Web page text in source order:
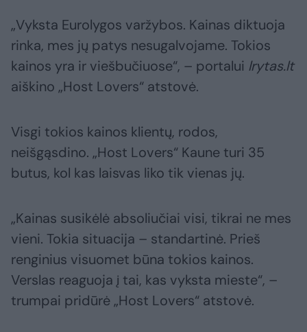
„Vyksta Eurolygos varžybos. Kainas diktuoja
rinka, mes jų patys nesugalvojame. Tokios
kainos yra ir viešbučiuose“, – portalui lrytas.lt
aiškino „Host Lovers“ atstovė.
Visgi tokios kainos klientų, rodos,
neišgąsdino. „Host Lovers“ Kaune turi 35
butus, kol kas laisvas liko tik vienas jų.
„Kainas susikėlė absoliučiai visi, tikrai ne mes
vieni. Tokia situacija – standartinė. Prieš
renginius visuomet būna tokios kainos.
Verslas reaguoja į tai, kas vyksta mieste“, –
trumpai pridūrė „Host Lovers“ atstovė.